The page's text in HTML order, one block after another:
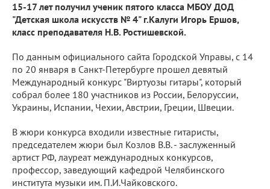
15-17 лет получил ученик пятого класса МБОУ ДОД
"Детская школа искусств № 4" г.Калуги Игорь Ершов,
класс преподавателя Н.В. Ростишевской.
По данным официального сайта Городской Управы, с 14
по 20 января в Санкт-Петербурге прошел девятый
Международный конкурс "Виртуозы гитары", который
собрал более 180 участников из России, Белоруссии,
Украины, Испании, Чехии, Австрии, Греции, Швеции.
В жюри конкурса входили известные гитаристы,
председателем жюри был Козлов В.В. - заслуженный
артист РФ, лауреат международных конкурсов,
профессор, заведующий кафедрой Челябинского
института музыки им. П.И.Чайковского.